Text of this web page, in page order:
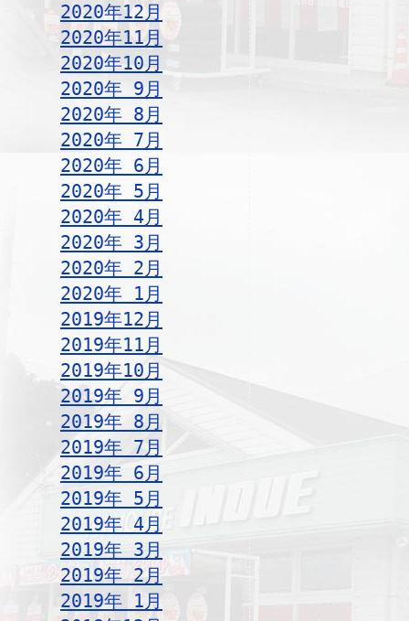
2020年12月
2020年11月
2020年10月
2020年 9月
2020年 8月
2020年 7月
2020年 6月
2020年 5月
2020年 4月
2020年 3月
2020年 2月
2020年 1月
2019年12月
2019年11月
2019年10月
2019年 9月
2019年 8月
2019年 7月
2019年 6月
2019年 5月
2019年 4月
2019年 3月
2019年 2月
2019年 1月